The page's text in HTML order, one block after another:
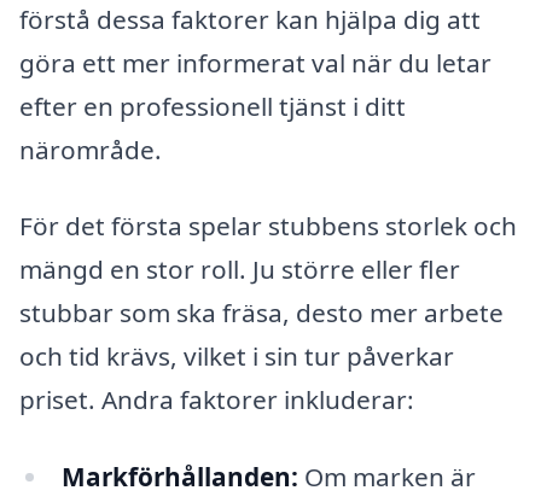
förstå dessa faktorer kan hjälpa dig att
göra ett mer informerat val när du letar
efter en professionell tjänst i ditt
närområde.
För det första spelar stubbens storlek och
mängd en stor roll. Ju större eller fler
stubbar som ska fräsa, desto mer arbete
och tid krävs, vilket i sin tur påverkar
priset. Andra faktorer inkluderar:
Markförhållanden: Om marken är